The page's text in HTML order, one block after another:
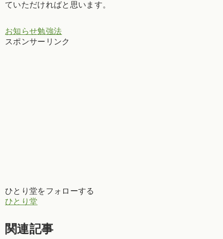
ていただければと思います。
お知らせ勉強法
スポンサーリンク
ひとり堂をフォローする
ひとり堂
関連記事